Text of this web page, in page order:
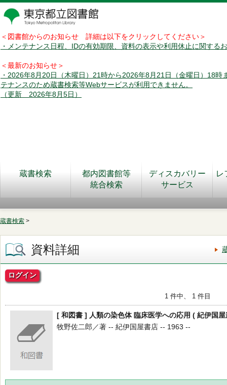
＜図書館からのお知らせ 詳細は以下をクリックしてください＞
・メンテナンス日程、IDの有効期限、資料の表示や利用休止に関する
＜最新のお知らせ＞
・2026年8月20日（木曜日）21時から2026年8月21日（金曜日）18時
テナンスのため蔵書検索等Webサービスが利用できません。
（更新 2026年8月5日）
蔵書検索
都内図書館等
統合検索
ディスカバリー
サービス
レ
蔵書検索 >
資料詳細
ログイン
1 件中、 1 件目
[ 和図書 ] 人類の染色体 臨床医学への応用 ( 紀伊国
牧野佐二郎／著 -- 紀伊国屋書店 -- 1963 --